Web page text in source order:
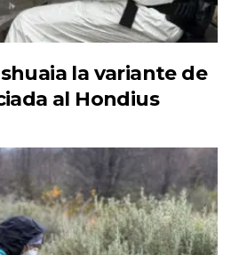
la variante de
al Hondius